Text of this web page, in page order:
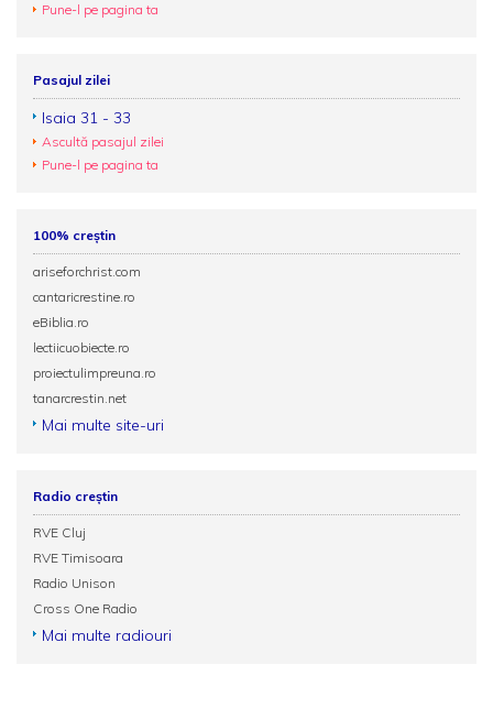
Pune-l pe pagina ta
Pasajul zilei
Isaia 31 - 33
Ascultă pasajul zilei
Pune-l pe pagina ta
100% creștin
ariseforchrist.com
cantaricrestine.ro
eBiblia.ro
lectiicuobiecte.ro
proiectulimpreuna.ro
tanarcrestin.net
Mai multe site-uri
Radio creștin
RVE Cluj
RVE Timisoara
Radio Unison
Cross One Radio
Mai multe radiouri